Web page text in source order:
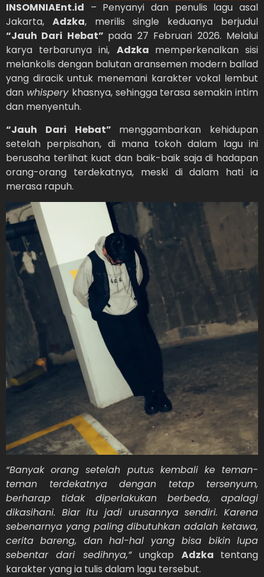
INSOMNIAEnt.id – Penyanyi dan penulis lagu asal
Jakarta, Adzka, merilis single keduanya berjudul
“Jauh Dari Hebat” pada 27 Februari 2026. Melalui
karya terbarunya ini, Adzka memperkenalkan sisi
melankolis dengan balutan aransemen modern ballad
yang diracik untuk menemani karakter vokal lembut
dan whispery khasnya, sehingga terasa semakin intim
dan menyentuh.
“Jauh Dari Hebat” menggambarkan kehidupan
setelah perpisahan, di mana tokoh dalam lagu ini
berusaha terlihat kuat dan baik-baik saja di hadapan
orang-orang terdekatnya, meski di dalam hati ia
merasa rapuh.
“Banyak orang setelah putus kembali ke teman-
teman terdekatnya dengan tetap tersenyum,
berharap tidak diperlakukan berbeda, apalagi
dikasihani. Biar itu jadi urusannya sendiri. Karena
sebenarnya yang paling dibutuhkan adalah ketawa,
cerita bareng, dan hal-hal yang bisa bikin lupa
sebentar dari sedihnya,”ungkap Adzka tentang
karakter yang ia tulis dalam lagu tersebut.